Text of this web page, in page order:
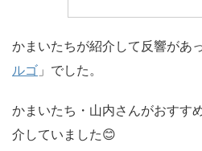
かまいたちが紹介して反響が
ルゴ 」でした。
かまいたち・山内さんがおすす
介していました😊